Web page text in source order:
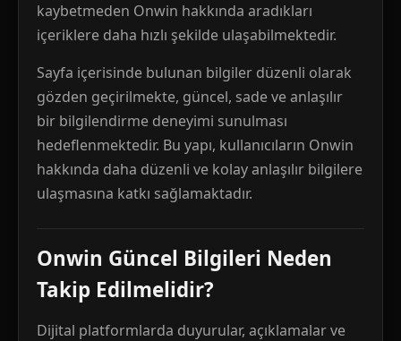
kaybetmeden Onwin hakkında aradıkları
içeriklere daha hızlı şekilde ulaşabilmektedir.
Sayfa içerisinde bulunan bilgiler düzenli olarak
gözden geçirilmekte, güncel, sade ve anlaşılır
bir bilgilendirme deneyimi sunulması
hedeflenmektedir. Bu yapı, kullanıcıların Onwin
hakkında daha düzenli ve kolay anlaşılır bilgilere
ulaşmasına katkı sağlamaktadır.
Onwin Güncel Bilgileri Neden
Takip Edilmelidir?
Dijital platformlarda duyurular, açıklamalar ve